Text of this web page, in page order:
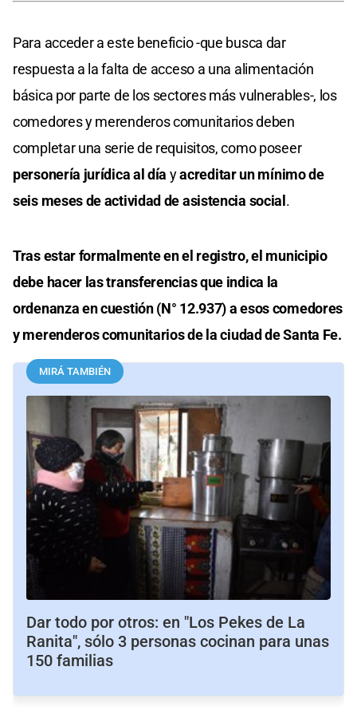
Para acceder a este beneficio -que busca dar
respuesta a la falta de acceso a una alimentación
básica por parte de los sectores más vulnerables-, los
comedores y merenderos comunitarios deben
completar una serie de requisitos, como poseer
personería jurídica al día yacreditar un mínimo de
seis meses de actividad de asistencia social .
Tras estar formalmente en el registro, el municipio
debe hacer las transferencias que indica la
ordenanza en cuestión (N° 12.937) a esos comedores
y merenderos comunitarios de la ciudad de Santa Fe.
MIRÁ TAMBIÉN
Dar todo por otros: en "Los Pekes de La
Ranita", sólo 3 personas cocinan para unas
150 familias